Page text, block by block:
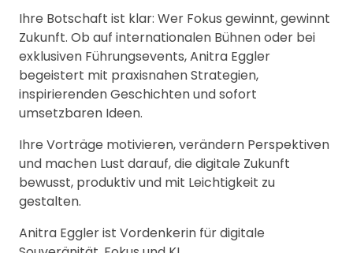
Ihre Botschaft ist klar: Wer Fokus gewinnt, gewinnt
Zukunft. Ob auf internationalen Bühnen oder bei
exklusiven Führungsevents, Anitra Eggler
begeistert mit praxisnahen Strategien,
inspirierenden Geschichten und sofort
umsetzbaren Ideen.
Ihre Vorträge motivieren, verändern Perspektiven
und machen Lust darauf, die digitale Zukunft
bewusst, produktiv und mit Leichtigkeit zu
gestalten.
Anitra Eggler ist Vordenkerin für digitale